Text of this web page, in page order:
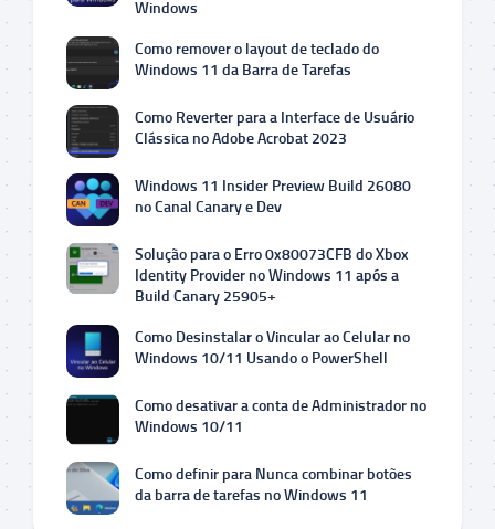
Windows
Como remover o layout de teclado do
Windows 11 da Barra de Tarefas
Como Reverter para a Interface de Usuário
Clássica no Adobe Acrobat 2023
Windows 11 Insider Preview Build 26080
no Canal Canary e Dev
Solução para o Erro 0x80073CFB do Xbox
Identity Provider no Windows 11 após a
Build Canary 25905+
Como Desinstalar o Vincular ao Celular no
Windows 10/11 Usando o PowerShell
Como desativar a conta de Administrador no
Windows 10/11
Como definir para Nunca combinar botões
da barra de tarefas no Windows 11